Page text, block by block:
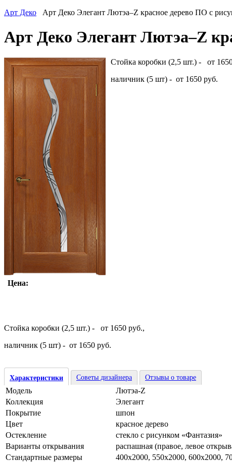
Арт Деко
Арт Деко Элегант Лютэа–Z красное дерево ПО с
Арт Деко Элегант Лютэа–Z
Стойка коробки (2,5 шт.) - от
наличник (5 шт) - от 1650 руб.
Цена:
Стойка коробки (2,5 шт.) - от 1650 руб.,
наличник (5 шт) - от 1650 руб.
Характеристики Советы дизайнера Отзывы о товаре
Модель
Лютэа-Z
Коллекция
Элегант
Покрытие
шпон
Цвет
красное дерево
Остекление
стекло с рисунком «Фантазия»
Варианты открывания
распашная (правое, левое
Стандартные размеры
400х2000, 550х2000, 600х2000,